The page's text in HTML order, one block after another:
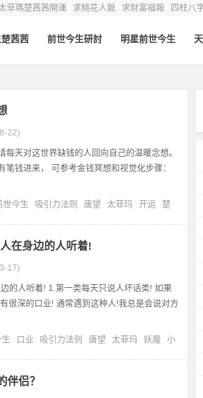
菲瑪楚茜茜開運 求桃花人脈 求財富福報 四柱八
茜茜 前世今生研討 明星前世今生
22)
天对这世界缺钱的人回向自己的温暖念想。
钱进来， 可参考金钱冥想和视觉化步骤：
世今生 吸引力法则 唐望 太菲玛 开运
楚
在身边的人听着!
17)
的人听着! 1.第一类每天只说人坏话类! 如果
很深的口业! 通常遇到这种人!我总是会说对方
口业 吸引力法则 唐望 太菲玛 妖魔
小
伴侣？